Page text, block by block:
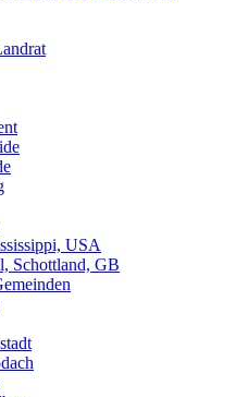
USA
Schottland, GB